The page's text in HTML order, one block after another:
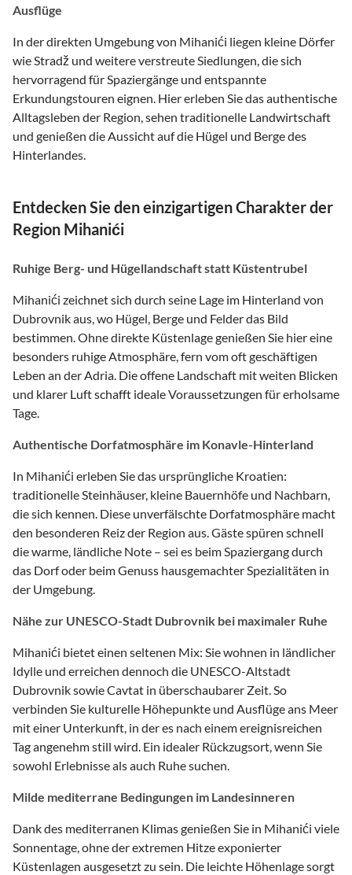
Ausflüge
In der direkten Umgebung von Mihanići liegen kleine Dörfer
wie Stradž und weitere verstreute Siedlungen, die sich
hervorragend für Spaziergänge und entspannte
Erkundungstouren eignen. Hier erleben Sie das authentische
Alltagsleben der Region, sehen traditionelle Landwirtschaft
und genießen die Aussicht auf die Hügel und Berge des
Hinterlandes.
Entdecken Sie den einzigartigen Charakter der
Region Mihanići
Ruhige Berg- und Hügellandschaft statt Küstentrubel
Mihanići zeichnet sich durch seine Lage im Hinterland von
Dubrovnik aus, wo Hügel, Berge und Felder das Bild
bestimmen. Ohne direkte Küstenlage genießen Sie hier eine
besonders ruhige Atmosphäre, fern vom oft geschäftigen
Leben an der Adria. Die offene Landschaft mit weiten Blicken
und klarer Luft schafft ideale Voraussetzungen für erholsame
Tage.
Authentische Dorfatmosphäre im Konavle-Hinterland
In Mihanići erleben Sie das ursprüngliche Kroatien:
traditionelle Steinhäuser, kleine Bauernhöfe und Nachbarn,
die sich kennen. Diese unverfälschte Dorfatmosphäre macht
den besonderen Reiz der Region aus. Gäste spüren schnell
die warme, ländliche Note – sei es beim Spaziergang durch
das Dorf oder beim Genuss hausgemachter Spezialitäten in
der Umgebung.
Nähe zur UNESCO-Stadt Dubrovnik bei maximaler Ruhe
Mihanići bietet einen seltenen Mix: Sie wohnen in ländlicher
Idylle und erreichen dennoch die UNESCO-Altstadt
Dubrovnik sowie Cavtat in überschaubarer Zeit. So
verbinden Sie kulturelle Höhepunkte und Ausflüge ans Meer
mit einer Unterkunft, in der es nach einem ereignisreichen
Tag angenehm still wird. Ein idealer Rückzugsort, wenn Sie
sowohl Erlebnisse als auch Ruhe suchen.
Milde mediterrane Bedingungen im Landesinneren
Dank des mediterranen Klimas genießen Sie in Mihanići viele
Sonnentage, ohne der extremen Hitze exponierter
Küstenlagen ausgesetzt zu sein. Die leichte Höhenlage sorgt